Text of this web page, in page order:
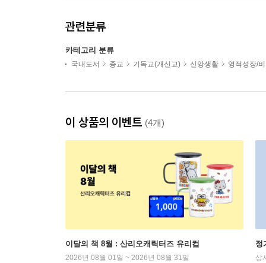
관련분류
카테고리 분류
국내도서 종교 기독교(개신교) 신앙생활 영적성장/
이 상품의 이벤트 (4개)
이달의 책 8월 : 산리오캐릭터즈 유리컵
2026년 08월 01일 ~ 2026년 08월 31일
정
상